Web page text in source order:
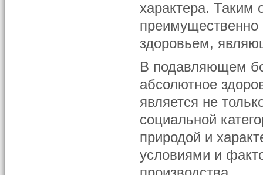
характера. Таким
здоровьем,
В подавляющем
абсолютное
является не
социальной
природой и
условиями и